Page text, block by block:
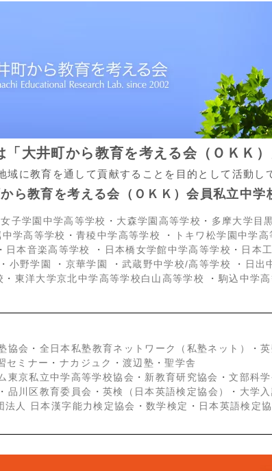
「大井町から教育を考える会（ＯＫＫ）
域に教育を通して貢献することを目的として活動し
ら教育を考える会（ＯＫＫ）会員私立中学
子学園中学高等学校 ・ 大森学園高等学校 ・ 多摩大学目
学高等学校 ・青稜中学高等学校 ・ トキワ松学園中学高
日本音楽高等学校 ・ 日本橋女学館中学高等学校 ・ 日本
小野学園 ・ 京華学園 ・ 武蔵野中学校/高等学校 ・ 日出
・ 東洋大学京北中学高等学校白山高等学校 ・ 駒込中学
協会 ・ 全日本私塾教育ネットワーク（私塾ネット） ・
セミナー ・ ナカジュク ・ 渡辺塾 ・聖学舎
東京私立中学高等学校協会 ・ 新教育研究協会 ・文部科
品川区教育委員会 ・ 英検（日本英語検定協会） ・ 大学
法人 日本漢字能力検定協会 ・数学検定 ・ 日本英語検定